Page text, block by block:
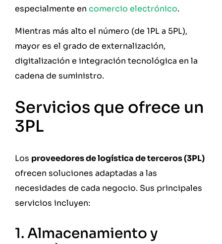
especialmente en comercio electrónico.
Mientras más alto el número (de 1PL a 5PL),
mayor es el grado de externalización,
digitalización e integración tecnológica en la
cadena de suministro.
Servicios que ofrece un
3PL
Los proveedores de logística de terceros (3PL)
ofrecen soluciones adaptadas a las
necesidades de cada negocio. Sus principales
servicios incluyen:
1. Almacenamiento y